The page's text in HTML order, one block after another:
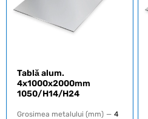
Tablă alum.
4x1000x2000mm
1050/H14/Н24
Grosimea metalului (mm) — 4